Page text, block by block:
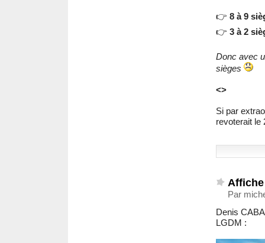
👉 8 à 9
👉 3 à 2
Donc avec
sièges
<>
Si par
revoterait le
Par
Denis
LGDM :